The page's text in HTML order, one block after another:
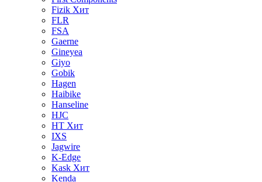
Fizik Хит
FLR
FSA
Gaerne
Gineyea
Giyo
Gobik
Hagen
Haibike
Hanseline
HJC
HT Хит
IXS
Jagwire
K-Edge
Kask Хит
Kenda